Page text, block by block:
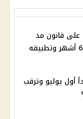
قانون مد
الدورة النقابية العمالية 6 أشهر وتطبيقه
المعاشات 2026 تبدأ أول يوليو وترقب